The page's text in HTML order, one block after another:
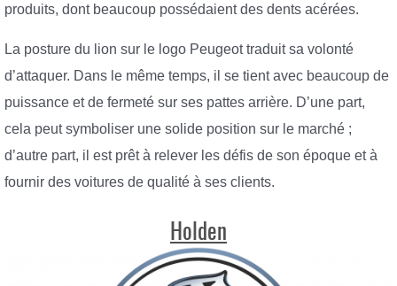
produits, dont beaucoup possédaient des dents acérées.
La posture du lion sur le logo Peugeot traduit sa volonté
d’attaquer. Dans le même temps, il se tient avec beaucoup de
puissance et de fermeté sur ses pattes arrière. D’une part,
cela peut symboliser une solide position sur le marché ;
d’autre part, il est prêt à relever les défis de son époque et à
fournir des voitures de qualité à ses clients.
Holden